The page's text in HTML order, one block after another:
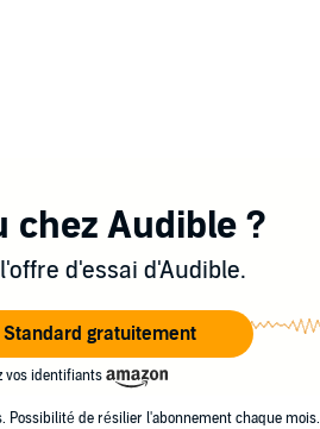
chez Audible ?
d'essai d'Audible.
Standard gratuitement
vos identifiants
Possibilité de résilier l'abonnement chaque mois.